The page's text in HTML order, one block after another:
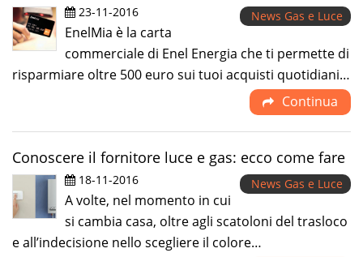
23-11-2016 News Gas e Luce
EnelMia è la carta
commerciale di Enel Energia che ti permette di
risparmiare oltre 500 euro sui tuoi acquisti quotidiani…
Continua
Conoscere il fornitore luce e gas: ecco come fare
18-11-2016 News Gas e Luce
A volte, nel momento in cui
si cambia casa, oltre agli scatoloni del trasloco
e all’indecisione nello scegliere il colore…